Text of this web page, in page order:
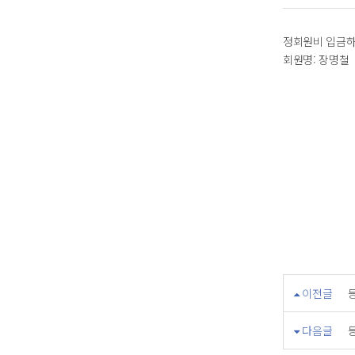
정회원비 입금
회원명: 장명철
이전글
다음글